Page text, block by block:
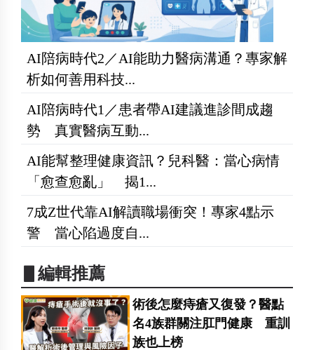
AI陪病時代2／AI能助力醫病溝通？專家解
析如何善用科技...
AI陪病時代1／患者帶AI建議進診間成趨
勢 真實醫病互動...
AI能幫整理健康資訊？兒科醫：當心病情
「愈查愈亂」 揭1...
7成Z世代靠AI解讀職場衝突！專家4點示
警 當心陷過度自...
▋編輯推薦
術後怎麼痔瘡又復發？醫點
名4族群關注肛門健康 重訓
族也上榜